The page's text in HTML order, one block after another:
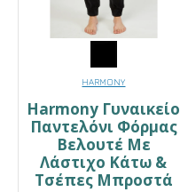
HARMONY
Harmony Γυναικείο
Παντελόνι Φόρμας
Βελουτέ Με
Λάστιχο Κάτω &
Τσέπες Μπροστά